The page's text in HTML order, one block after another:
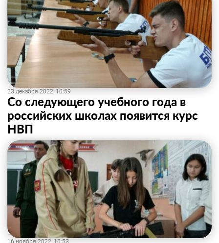
23 декабря 2022, 10:59
Со следующего учебного года в
российских школах появится курс
НВП
16 ноября 2022, 16:53